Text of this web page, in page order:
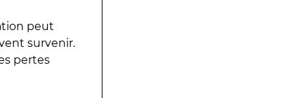
peut
survenir.
pertes